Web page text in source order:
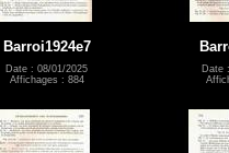
Barroi1924e7
Date : 08/01/2025
Affichages : 884
Date